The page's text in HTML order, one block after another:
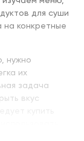
для суши
конкретные
нужно
их
задача
вкус